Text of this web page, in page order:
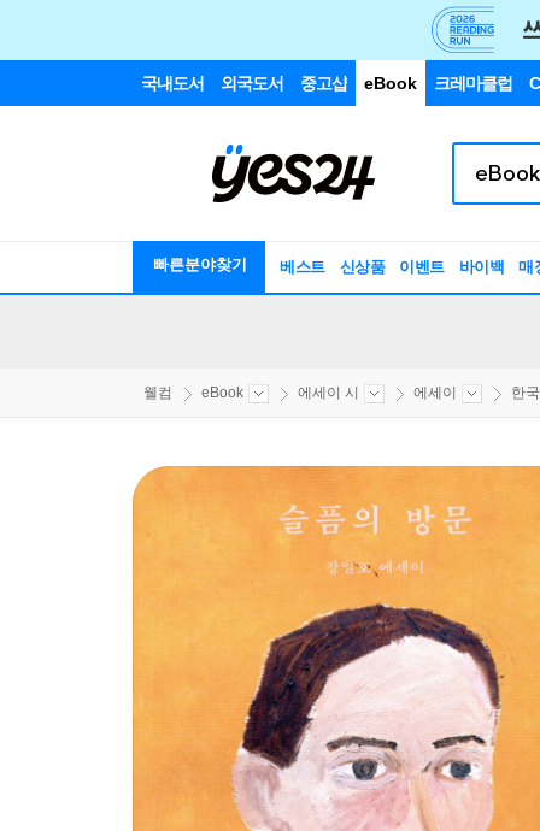
국내도서 외국도서 중고샵 eBook 크레마클럽
빠른분야찾기 베스트 신상품 이벤트 바이백 매
웰컴 eBook 에세이 시 에세이 한